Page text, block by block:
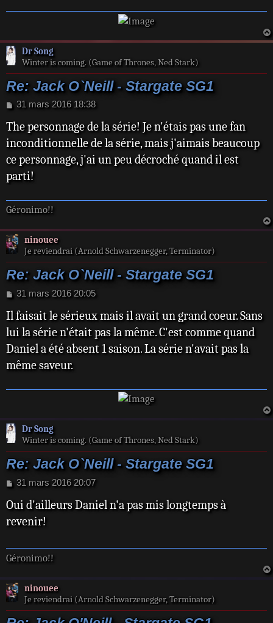
Dr Song
Winter is coming. (Game of Thrones, Ned Stark)
Re: Jack O`Neill - Stargate SG1
M
s
a
g
31 mars 2016 18:38
The personnage de la série! Je n'étais pas une fan
inconditionnelle de la série, mais j'aimais beaucoup
ce personnage, j'ai un peu décroché quand il est
parti!
Géronimo!!
ninouee
Je reviendrai (Arnold Schwarzenegger, Terminator)
Re: Jack O`Neill - Stargate SG1
M
s
s
a
g
e
31 mars 2016 20:05
Il faisait le sérieux mais il avait un grand coeur. Sans
lui la série n'était pas la même. C'est comme quand
Daniel a été absent 1 saison. La série n'avait pas la
même saveur.
Dr Song
Winter is coming. (Game of Thrones, Ned Stark)
Re: Jack O`Neill - Stargate SG1
M
s
a
e
31 mars 2016 20:07
Oui d'ailleurs Daniel n'a pas mis longtemps à
revenir!
Géronimo!!
ninouee
Je reviendrai (Arnold Schwarzenegger, Terminator)